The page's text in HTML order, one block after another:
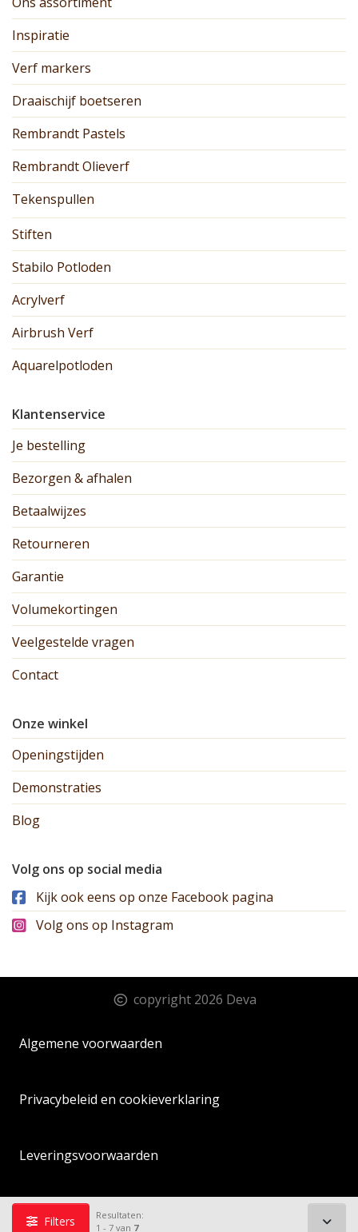
Filters
Resultaten:
1 - 7 van 7
Inspiratie
Verf markers
Draaischijf boetseren
Rembrandt Pastels
Rembrandt Olieverf
Tekenspullen
Stiften
Stabilo Potloden
Acrylverf
Airbrush Verf
Aquarelpotloden
Klantenservice
Je bestelling
Bezorgen & afhalen
Betaalwijzes
Retourneren
Garantie
Volumekortingen
Veelgestelde vragen
Contact
Onze winkel
Openingstijden
Demonstraties
Blog
Volg ons op social media
Kijk ook eens op onze Facebook pagina
Volg ons op Instagram
copyright 2026 Deva
Algemene voorwaarden
Privacybeleid en cookieverklaring
Leveringsvoorwaarden
Sitemap